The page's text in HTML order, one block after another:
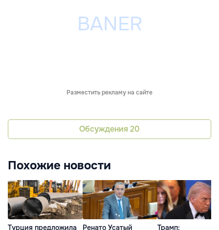
Разместить рекламу на сайте
Обсуждения 20
Похожие новости
Турция предложила
Ренато Усатый
Трамп: